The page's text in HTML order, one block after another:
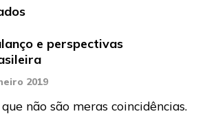
e perspectivas
2019
não são meras coincidências.